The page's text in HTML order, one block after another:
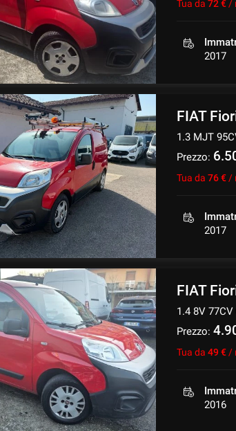
Tua da 72 €/
2017
FIAT
1.3 MJT
Prezzo:
Tua da 76 €/
2017
FIAT
1.4 8V
Prezzo:
Tua da 49 €/
2016